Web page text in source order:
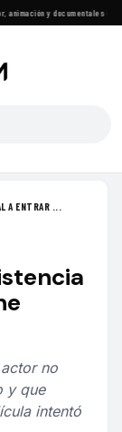
y documentales·Las
A ENTRAR ...
no
y que
intentó